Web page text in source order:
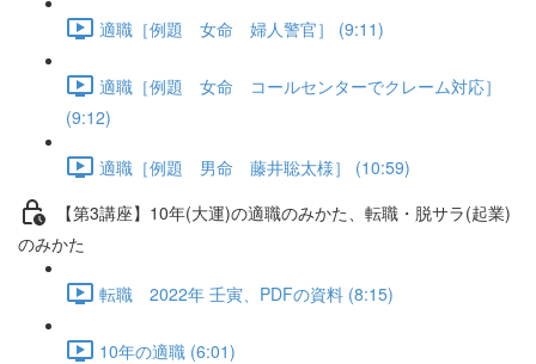
適職［例題 女命 婦人警官］ (9:11)
適職［例題 女命 コールセンターでクレーム対応］
(9:12)
適職［例題 男命 藤井聡太様］ (10:59)
【第3講座】10年(大運)の適職のみかた、転職・脱サラ(起業)
のみかた
転職 2022年 壬寅、PDFの資料 (8:15)
10年の適職 (6:01)